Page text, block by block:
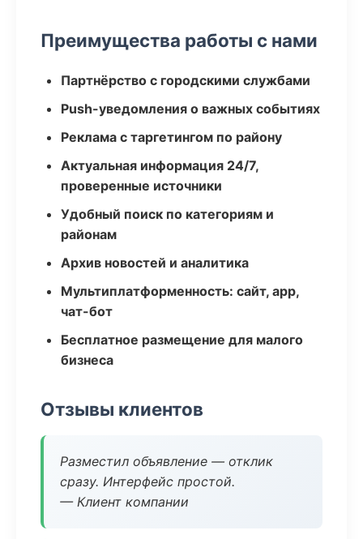
Преимущества работы с нами
Партнёрство с городскими службами
Push-уведомления о важных событиях
Реклама с таргетингом по району
Актуальная информация 24/7,
проверенные источники
Удобный поиск по категориям и
районам
Архив новостей и аналитика
Мультиплатформенность: сайт, app,
чат-бот
Бесплатное размещение для малого
бизнеса
Отзывы клиентов
Разместил объявление — отклик
сразу. Интерфейс простой.
— Клиент компании